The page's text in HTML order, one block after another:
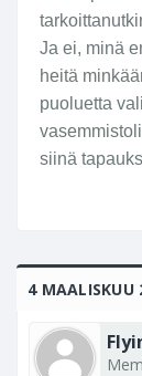
a
.
I
t
e
u
l
s
ii
Ja ei, minä
heitä
puoluetta
siinä
4 MAALISKUU